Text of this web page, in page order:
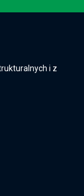
i z